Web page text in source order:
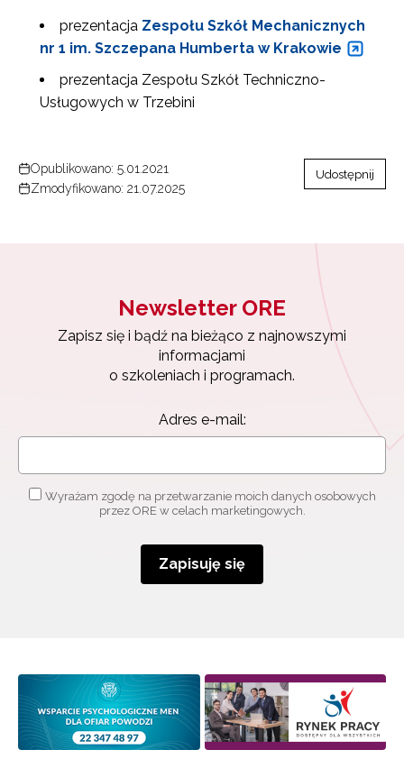
prezentacja Zespołu Szkół Mechanicznych
nr 1 im. Szczepana Humberta w Krakowie
prezentacja Zespołu Szkół Techniczno-
Usługowych w Trzebini
Opublikowano: 5.01.2021
Zmodyfikowano: 21.07.2025
Udostępnij
Newsletter ORE
Zapisz się i bądź na bieżąco z najnowszymi
informacjami
o szkoleniach i programach.
Adres e-mail:
Wyrażam zgodę na przetwarzanie moich danych osobowych
przez ORE w celach marketingowych.
Zapisuję się